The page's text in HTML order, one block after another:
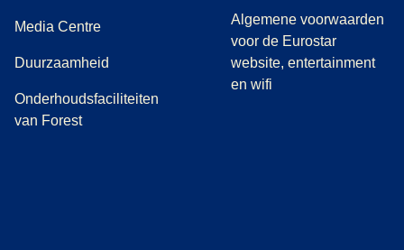
Media Centre( opent in een nieuwe tab)
Duurzaamheid
Onderhoudsfaciliteiten
van Forest
Algemene voorwaarden
voor de Eurostar
website, entertainment
en wifi